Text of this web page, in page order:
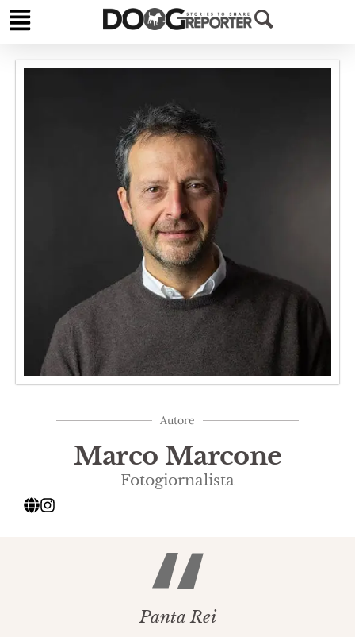
Autore
Marco Marcone
Fotogiornalista
Panta Rei